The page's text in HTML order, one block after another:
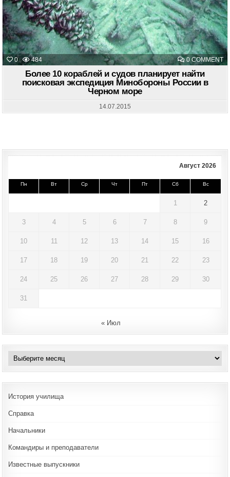
0 484 0 COMMENT
Более 10 кораблей и судов планирует найти
поисковая экспедиция Минобороны России в
Черном море
14.07.2015
Август 2026
Пн Вт Ср Чт Пт Сб Вс
1 2
3 4 5 6 7 8 9
10 11 12 13 14 15 16
17 18 19 20 21 22 23
24 25 26 27 28 29 30
31
« Июл
Архивы
История училища
Справка
Начальники
Командиры и преподаватели
Известные выпускники